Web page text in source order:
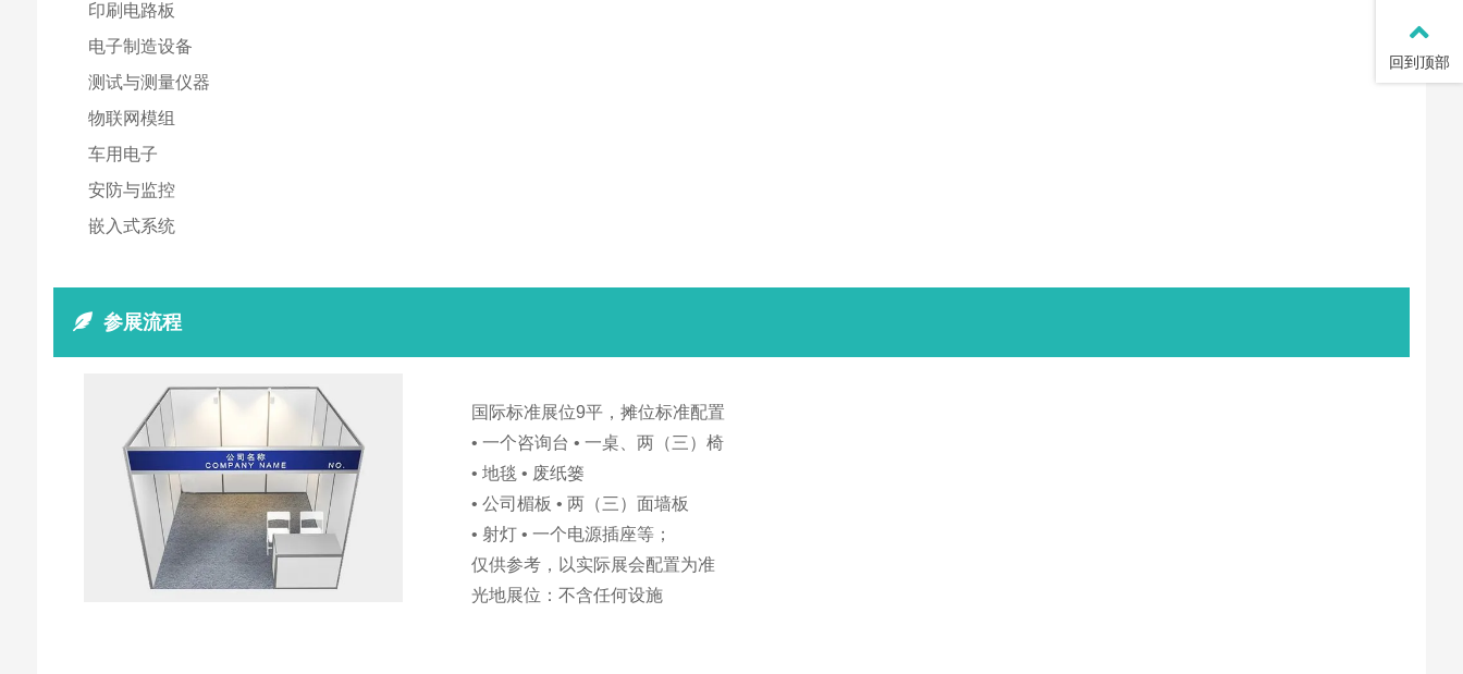
印刷电路板
电子制造设备
测试与测量仪器
物联网模组
车用电子
安防与监控
嵌入式系统
参展流程
国际标准展位9平，摊位标准配置
• 一个咨询台 • 一桌、两（三）椅
• 地毯 • 废纸篓
• 公司楣板 • 两（三）面墙板
• 射灯 • 一个电源插座等；
仅供参考，以实际展会配置为准
光地展位：不含任何设施
回到顶部